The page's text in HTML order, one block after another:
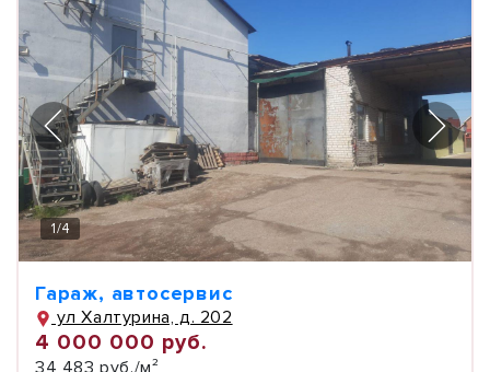
1/4
Гараж, автосервис
ул Халтурина, д. 202
4 000 000 руб.
34 483 руб./м²